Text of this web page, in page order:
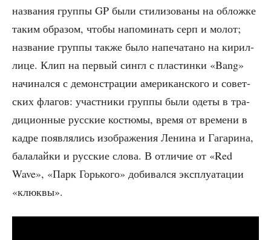
назва­ния груп­пы GP были сти­ли­зо­ва­ны на облож­ке
таким обра­зом, что­бы напо­ми­нать серп и молот;
назва­ние груп­пы так­же было напе­ча­та­но на кирил­
ли­це. Клип на пер­вый син­гл с пла­стин­ки «Bang»
начи­нал­ся с демон­стра­ции аме­ри­кан­ско­го и совет­
ских фла­гов: участ­ни­ки груп­пы были оде­ты в тра­
ди­ци­он­ные рус­ские костю­мы, вре­мя от вре­ме­ни в
кад­ре появ­ля­лись изоб­ра­же­ния Лени­на и Гага­ри­на,
бала­лай­ки и рус­ские сло­ва. В отли­чие от «Red
Wave», «Парк Горь­ко­го» доби­вал­ся экс­плу­а­та­ции
«клюк­вы».